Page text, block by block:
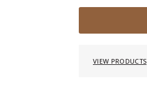
VIEW PRODUCTS